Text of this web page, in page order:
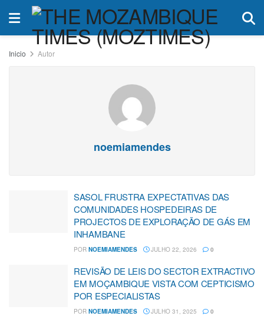
Inicio Autor
noemiamendes
SASOL FRUSTRA EXPECTATIVAS DAS
COMUNIDADES HOSPEDEIRAS DE
PROJECTOS DE EXPLORAÇÃO DE GÁS EM
INHAMBANE
POR NOEMIAMENDES JULHO 22, 2026 0
REVISÃO DE LEIS DO SECTOR EXTRACTIVO
EM MOÇAMBIQUE VISTA COM CEPTICISMO
POR ESPECIALISTAS
POR NOEMIAMENDES JULHO 31, 2025 0